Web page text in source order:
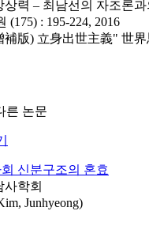
상력 – 최남선의 자조론
(175) : 195-224, 2016
補版) 立身出世主義" 世界
른 논문
신분구조의 혼효
사학회
Junhyeong)